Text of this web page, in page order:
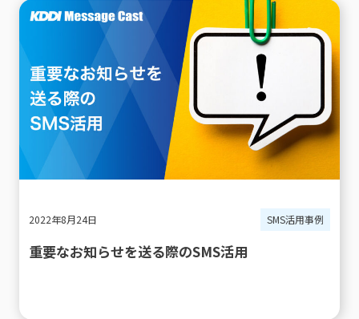
2022年8月24日 SMS活用事例
重要なお知らせを送る際のSMS活用